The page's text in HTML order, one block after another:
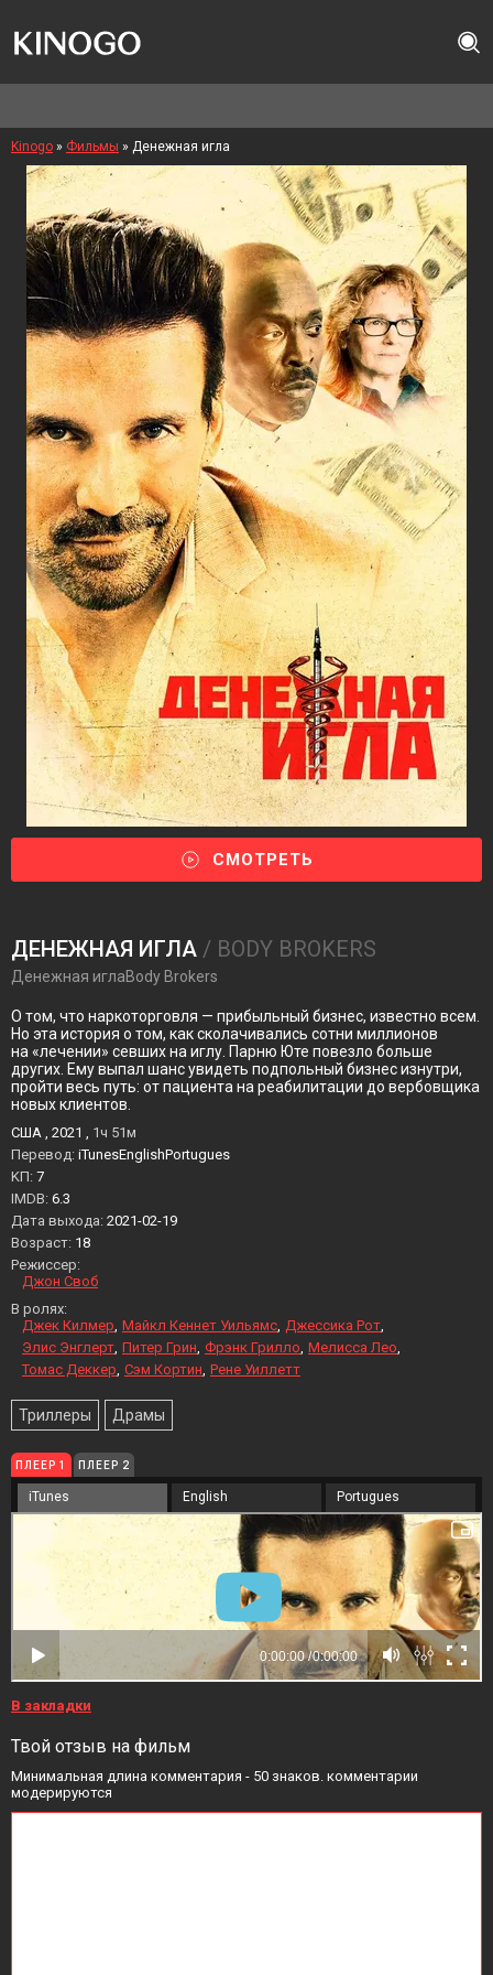
Kinogo » Фильмы » Денежная игла
СМОТРЕТЬ
ДЕНЕЖНАЯ ИГЛА / BODY BROKERS
Денежная иглаBody Brokers
О том, что наркоторговля — прибыльный бизнес, известно всем.
Но эта история о том, как сколачивались сотни миллионов
на «лечении» севших на иглу. Парню Юте повезло больше
других. Ему выпал шанс увидеть подпольный бизнес изнутри,
пройти весь путь: от пациента на реабилитации до вербовщика
новых клиентов.
США , 2021 , 1ч 51м
Перевод: iTunesEnglishPortugues
KП: 7
IMDB: 6.3
Дата выхода: 2021-02-19
Возраст: 18
Режиссер:
Джон Своб
В ролях:
Джек Килмер Майкл Кеннет Уильямс Джессика Рот
Элис Энглерт Питер Грин Фрэнк Грилло Мелисса Лео
Томас Деккер Сэм Кортин Рене Уиллетт
Триллеры Драмы
ПЛЕЕР 1 ПЛЕЕР 2
iTunes English Portugues
В закладки
Твой отзыв на фильм
Минимальная длина комментария - 50 знаков. комментарии
модерируются